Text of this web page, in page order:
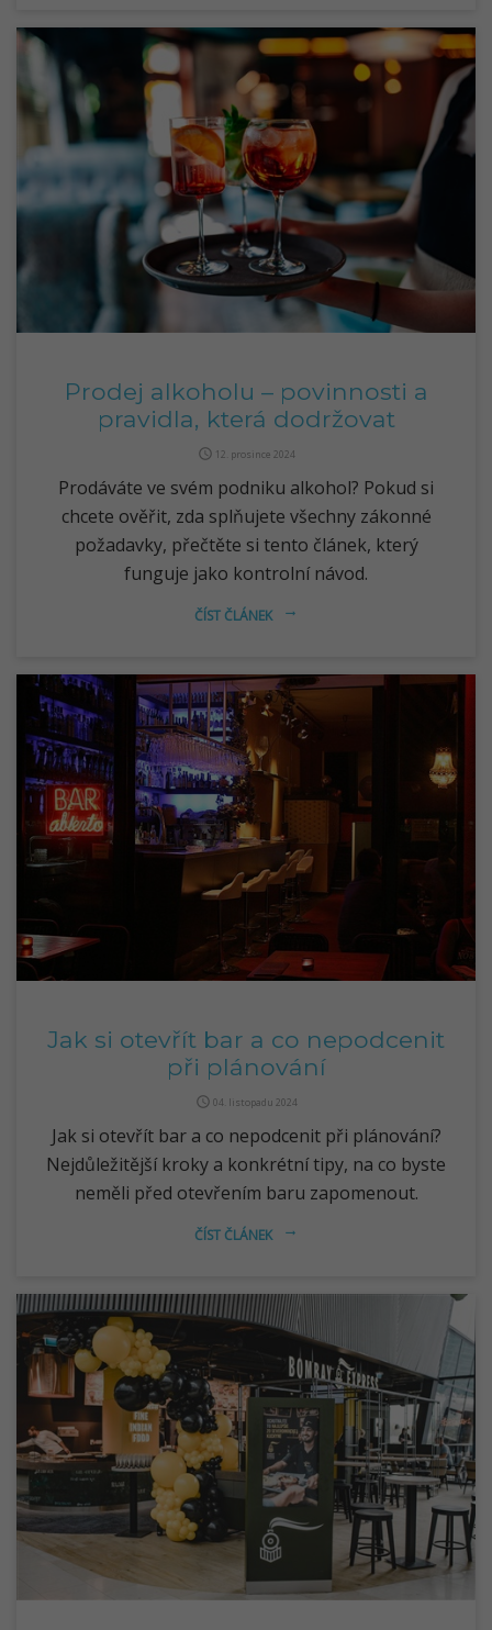
Prodej alkoholu – povinnosti a
pravidla, která dodržovat
query_builder 12. prosince 2024
Prodáváte ve svém podniku alkohol? Pokud si
chcete ověřit, zda splňujete všechny zákonné
požadavky, přečtěte si tento článek, který
funguje jako kontrolní návod.
arrow_right_alt
ČÍST ČLÁNEK
Jak si otevřít bar a co nepodcenit
při plánování
query_builder 04. listopadu 2024
Jak si otevřít bar a co nepodcenit při plánování?
Nejdůležitější kroky a konkrétní tipy, na co byste
neměli před otevřením baru zapomenout.
arrow_right_alt
ČÍST ČLÁNEK